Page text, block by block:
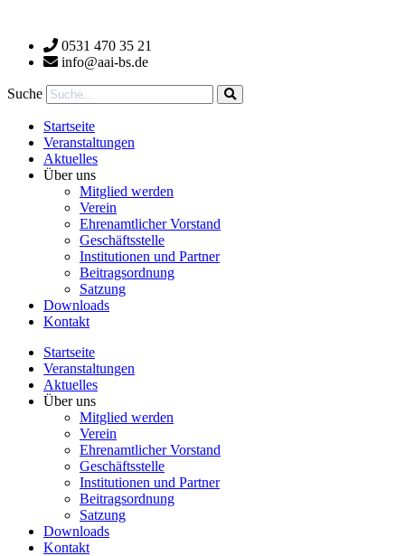
wechseln 0531 470 35 21
info@aai-bs.de
Suche
Startseite
Veranstaltungen
Aktuelles
Über uns
Mitglied werden
Verein
Ehrenamtlicher Vorstand
Geschäftsstelle
Institutionen und Partner
Beitragsordnung
Satzung
Downloads
Kontakt
Startseite
Veranstaltungen
Aktuelles
Über uns
Mitglied werden
Verein
Ehrenamtlicher Vorstand
Geschäftsstelle
Institutionen und Partner
Beitragsordnung
Satzung
Downloads
Kontakt